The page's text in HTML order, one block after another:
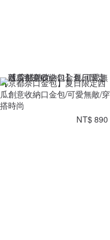
【京都奈口金包】夏日限定西
瓜創意收納口金包/可愛無敵/穿
搭時尚
NT$ 890